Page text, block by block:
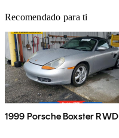
Recomendado para ti
1999 Porsche Boxster RWD